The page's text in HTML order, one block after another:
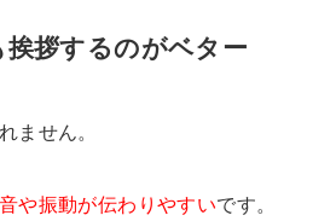
拶するのがベター
せん。
や振動が伝わりやすいです。